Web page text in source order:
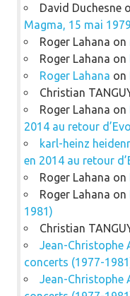
David Duchesne
Magma, 15 mai 1979
Roger Lahana on
Roger Lahana on
Roger Lahana on
Christian
Roger Lahana on
2014 au retour
karl-heinz
en 2014 au retour
Roger Lahana on
Roger Lahana on
1981)
Christian
Jean-Christophe
concerts (1977-
Jean-Christophe